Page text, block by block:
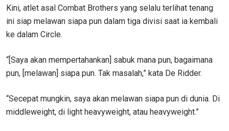
Kini, atlet asal Combat Brothers yang selalu terlihat tenang
ini siap melawan siapa pun dalam tiga divisi saat ia kembali
ke dalam Circle.
“[Saya akan mempertahankan] sabuk mana pun, bagaimana
pun, [melawan] siapa pun. Tak masalah,” kata De Ridder.
“Secepat mungkin, saya akan melawan siapa pun di dunia. Di
middleweight, di light heavyweight, atau heavyweight.”